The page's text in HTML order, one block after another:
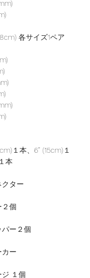
各サイズ1ペア
１本、6” (15cm)１
本
ター
個
ー２個
ー
１個